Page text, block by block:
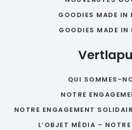
GOODIES MADE IN
GOODIES MADE IN
QUI SOMMES-
NOTRE
NOTRE ENGAGEMENT
L’OBJET MÉDIA –